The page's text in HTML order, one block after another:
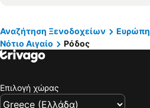
Ξενοδοχεία Κάμειρος Σκάλα
Ξενοδοχεία Ρένι
Ξενοδοχεία Λαδικό
Ξενοδοχεία Αρχίπολη
Αναζήτηση Ξενοδοχείων Ευρώπη
Νότιο Αιγαίο
Ρόδος
Επιλογή χώρας